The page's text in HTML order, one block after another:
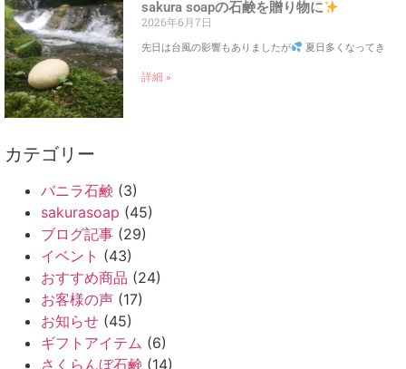
sakura soapの石鹸を贈り物に
2026年6月7日
先日は台風の影響もありましたが 夏日多くなってき
詳細 »
カテゴリー
バニラ石鹸 (3)
sakurasoap (45)
ブログ記事 (29)
イベント (43)
おすすめ商品 (24)
お客様の声 (17)
お知らせ (45)
ギフトアイテム (6)
さくらんぼ石鹸 (14)